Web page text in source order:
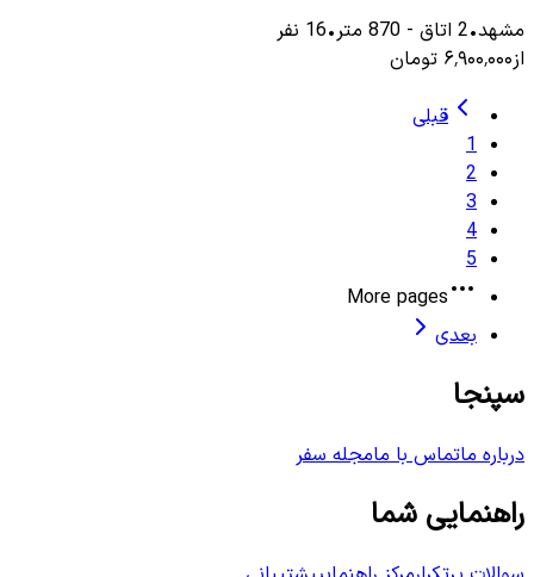
مشهد•
2 اتاق -
870 متر•
16 نفر
از۶٬۹۰۰٬۰۰۰ تومان
قبلی
1
2
3
4
5
More pages
بعدی
سپنجا
درباره ماتماس با مامجله سفر
راهنمایی شما